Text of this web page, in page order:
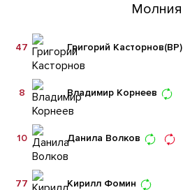
Молния
Григорий Касторнов(ВР)
47
Владимир Корнеев
8
Данила Волков
10
Кирилл Фомин
77